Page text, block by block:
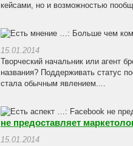
кейсами, но и возможностью
15.01.2014
Творческий начальник или агент
названия? Поддерживать статус
стала обычным явлением....
не предоставляет
15.01.2014